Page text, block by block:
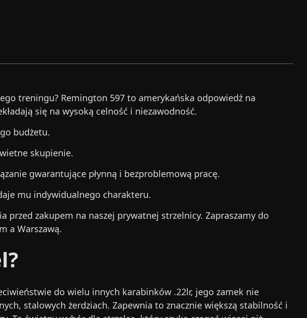
treningu? Remington 597 to amerykańska odpowiedź na
się na wysoką celność i niezawodność.
budżetu.
skupienie.
gwarantujące płynną i bezproblemową pracę.
mu indywidualnego charakteru.
zakupem na naszej prywatnej strzelnicy. Zapraszamy do
a Warszawą.
do wielu innych karabinków .22lr, jego zamek nie
stalowych żerdziach. Zapewnia to znacznie większą stabilność i